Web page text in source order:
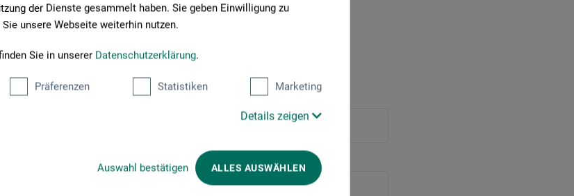
der Dienste gesammelt haben. Sie geben Einwilligung zu
unsere Webseite weiterhin nutzen.
Sie in unserer Datenschutzerklärung.
Präferenzen Statistiken Marketing
Details zeigen
Auswahl bestätigen ALLES AUSWÄHLEN